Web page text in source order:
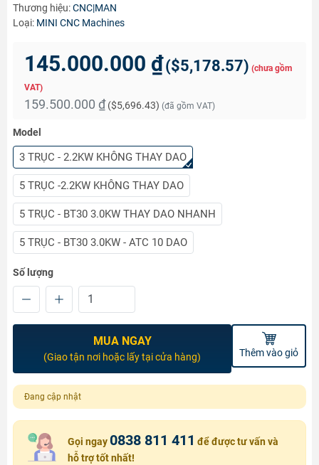
Thương hiệu:CNC|MAN
Loại: MINI CNC Machines
145.000.000 ₫($5,178.57) (chưa gồm
VAT)
159.500.000 ₫ ($5,696.43) (đã gồm VAT)
Model
3 TRỤC - 2.2KW KHÔNG THAY DAO
5 TRỤC -2.2KW KHÔNG THAY DAO
5 TRỤC - BT30 3.0KW THAY DAO NHANH
5 TRỤC - BT30 3.0KW - ATC 10 DAO
Số lượng
MUA NGAY
(Giao tận nơi hoặc lấy tại cửa hàng) Thêm vào giỏ
Đang cập nhật
Gọi ngay 0838 811 411 để được tư vấn và
hỗ trợ tốt nhất!